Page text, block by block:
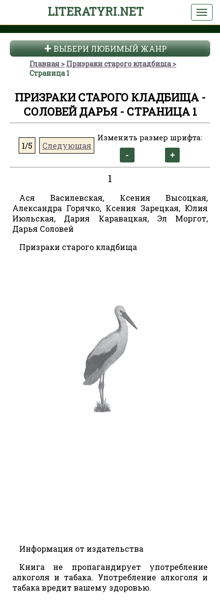
LITERATYRI.NET
ВЫБЕРИ ЛЮБИМЫЙ ЖАНР
Главная
Призраки старого кладбища
Страница 1
ПРИЗРАКИ СТАРОГО КЛАДБИЩА -
СОЛОВЕЙ ДАРЬЯ - СТРАНИЦА 1
1/5 Следующая
Изменить размер шрифта:
1
Ася Василевская, Ксения Высоцкая,
Александра Горячко, Ксения Зарецкая, Юлия
Июльская, Дария Каравацкая, Эл Моргот,
Дарья Соловей
Призраки старого кладбища
Информация от издательства
Книга не пропагандирует употребление
алкоголя и табака. Употребление алкоголя и
табака вредит вашему здоровью.